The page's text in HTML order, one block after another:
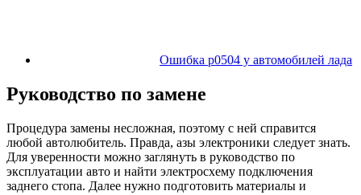
Ошибка p0504 у автомобилей лада
Руководство по замене
Процедура замены несложная, поэтому с ней справится
любой автолюбитель. Правда, азы электроники следует знать.
Для уверенности можно заглянуть в руководство по
эксплуатации авто и найти электросхему подключения
заднего стопа. Далее нужно подготовить материалы и